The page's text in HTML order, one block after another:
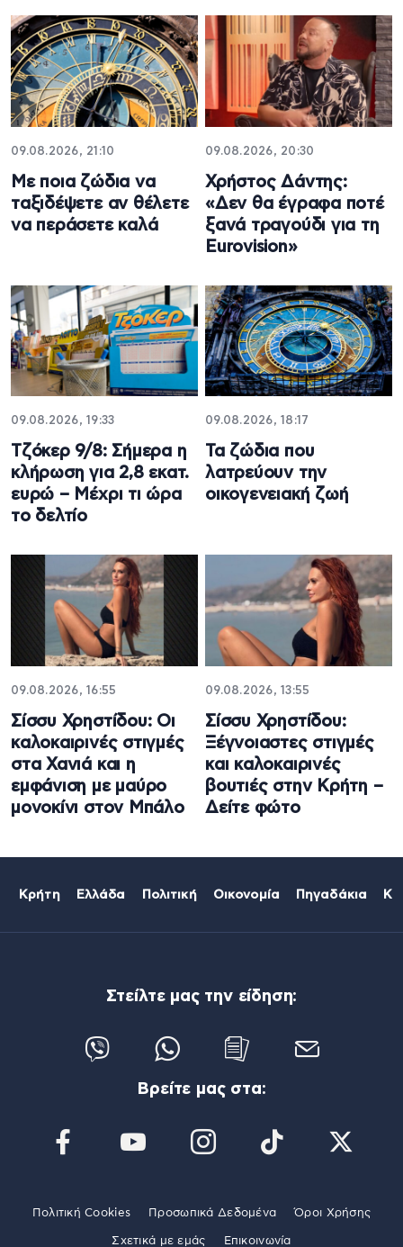
09.08.2026, 21:10
Με ποια ζώδια να
ταξιδέψετε αν θέλετε
να περάσετε καλά
09.08.2026, 20:30
Χρήστος Δάντης:
«Δεν θα έγραφα ποτέ
ξανά τραγούδι για τη
Eurovision»
09.08.2026, 19:33
Τζόκερ 9/8: Σήμερα η
κλήρωση για 2,8 εκατ.
ευρώ – Μέχρι τι ώρα
το δελτίο
09.08.2026, 18:17
Τα ζώδια που
λατρεύουν την
οικογενειακή ζωή
09.08.2026, 16:55
Σίσσυ Χρηστίδου: Οι
καλοκαιρινές στιγμές
στα Χανιά και η
εμφάνιση με μαύρο
μονοκίνι στον Μπάλο
09.08.2026, 13:55
Σίσσυ Χρηστίδου:
Ξέγνοιαστες στιγμές
και καλοκαιρινές
βουτιές στην Κρήτη –
Δείτε φώτο
Κρήτη Ελλάδα Πολιτική Οικονομία Πηγαδάκια
Στείλτε μας την είδηση:
Βρείτε μας στα:
Πολιτική Cookies Προσωπικά Δεδομένα Όροι Χρήσης
Σχετικά με εμάς Επικοινωνία